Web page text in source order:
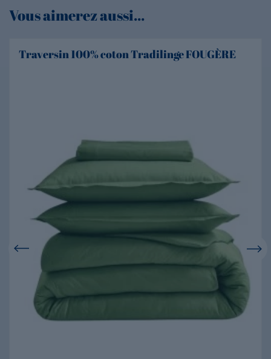
Vous aimerez aussi...
Traversin 100% coton Tradilinge FOUGÈRE